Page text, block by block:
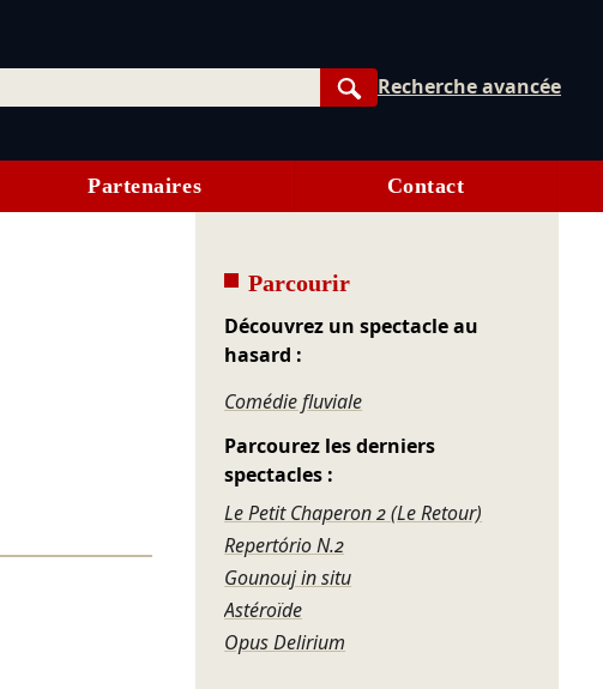
Rechercher
Recherche avancée
Partenaires Contact
Parcourir
Découvrez un spectacle au
hasard :
Comédie fluviale
Parcourez les derniers
spectacles :
Le Petit Chaperon 2 (Le Retour)
Repertório N.2
Gounouj in situ
Astéroïde
Opus Delirium